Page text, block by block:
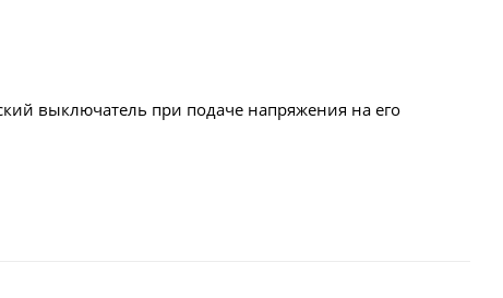
выключатель при подаче напряжения на его